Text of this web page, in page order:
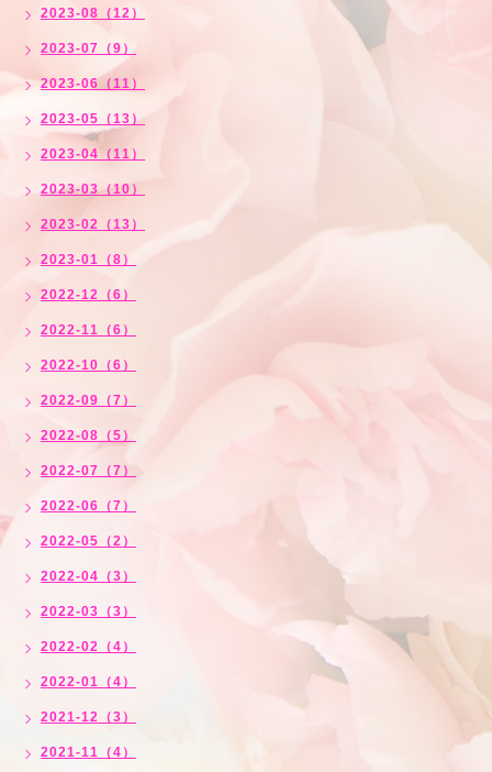
2023-08（12）
2023-07（9）
2023-06（11）
2023-05（13）
2023-04（11）
2023-03（10）
2023-02（13）
2023-01（8）
2022-12（6）
2022-11（6）
2022-10（6）
2022-09（7）
2022-08（5）
2022-07（7）
2022-06（7）
2022-05（2）
2022-04（3）
2022-03（3）
2022-02（4）
2022-01（4）
2021-12（3）
2021-11（4）